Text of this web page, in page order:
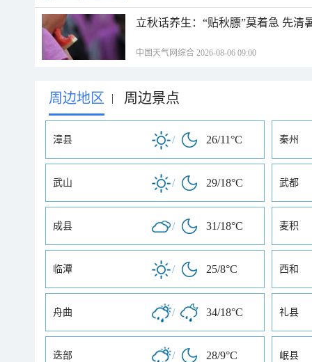
立秋话养生：“贴秋膘”莫着急 先清
中国天气网综合 2026-08-06 09:00
周边地区 | 周边景点
漳县 / 26/11°C 秦州
武山 / 29/18°C 武都
成县 / 31/18°C 麦积
临潭 / 25/8°C 西和
舟曲 / 34/18°C 礼县
迭部 / 28/9°C 岷县